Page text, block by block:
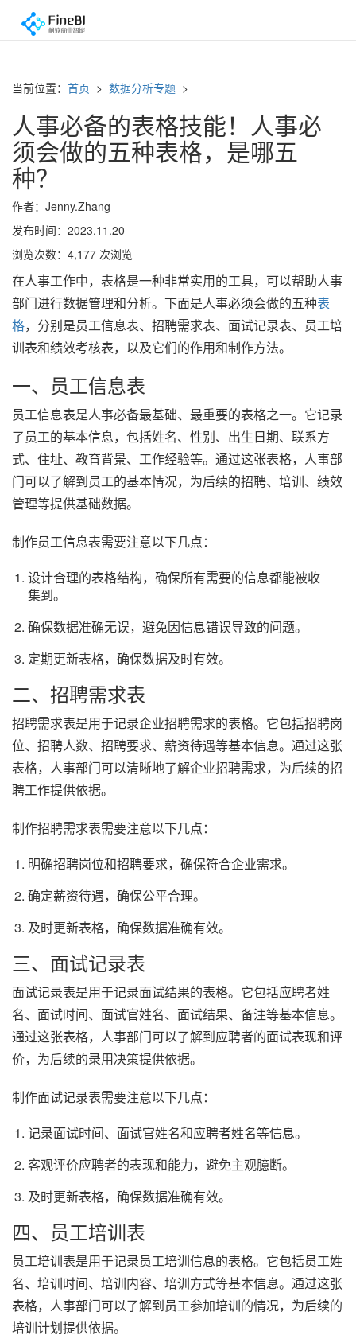
当前位置： 首页 > 数据分析专题 >
人事必备的表格技能！人事必
须会做的五种表格，是哪五
种？
作者：Jenny.Zhang
发布时间：2023.11.20
浏览次数：4,177 次浏览
在人事工作中，表格是一种非常实用的工具，可以帮助人事
部门进行数据管理和分析。下面是人事必须会做的五种表
格，分别是员工信息表、招聘需求表、面试记录表、员工培
训表和绩效考核表，以及它们的作用和制作方法。
一、员工信息表
员工信息表是人事必备最基础、最重要的表格之一。它记录
了员工的基本信息，包括姓名、性别、出生日期、联系方
式、住址、教育背景、工作经验等。通过这张表格，人事部
门可以了解到员工的基本情况，为后续的招聘、培训、绩效
管理等提供基础数据。
制作员工信息表需要注意以下几点：
设计合理的表格结构，确保所有需要的信息都能被收
集到。
确保数据准确无误，避免因信息错误导致的问题。
定期更新表格，确保数据及时有效。
二、招聘需求表
招聘需求表是用于记录企业招聘需求的表格。它包括招聘岗
位、招聘人数、招聘要求、薪资待遇等基本信息。通过这张
表格，人事部门可以清晰地了解企业招聘需求，为后续的招
聘工作提供依据。
制作招聘需求表需要注意以下几点：
明确招聘岗位和招聘要求，确保符合企业需求。
确定薪资待遇，确保公平合理。
及时更新表格，确保数据准确有效。
三、面试记录表
面试记录表是用于记录面试结果的表格。它包括应聘者姓
名、面试时间、面试官姓名、面试结果、备注等基本信息。
通过这张表格，人事部门可以了解到应聘者的面试表现和评
价，为后续的录用决策提供依据。
制作面试记录表需要注意以下几点：
记录面试时间、面试官姓名和应聘者姓名等信息。
客观评价应聘者的表现和能力，避免主观臆断。
及时更新表格，确保数据准确有效。
四、员工培训表
员工培训表是用于记录员工培训信息的表格。它包括员工姓
名、培训时间、培训内容、培训方式等基本信息。通过这张
表格，人事部门可以了解到员工参加培训的情况，为后续的
培训计划提供依据。